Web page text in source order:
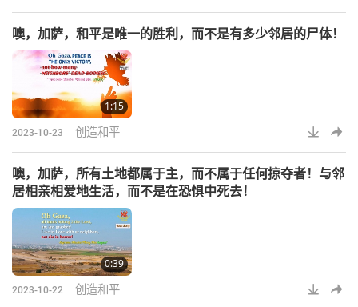
噢，加萨，和平是唯一的胜利，而不是有多少邻居的尸体！
1:15
2023-10-23 创造和平
噢，加萨，所有土地都属于主，而不属于任何掠夺者！与邻
居相亲相爱地生活，而不是在恐惧中死去！
0:39
2023-10-22 创造和平